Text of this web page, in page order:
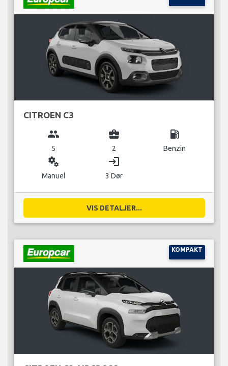
CITROEN C3
group
5
business_center
2
local_gas_station
Benzin
miscellaneous_services
Manuel
login
3 Dør
VIS DETALJER...
KOMPAKT